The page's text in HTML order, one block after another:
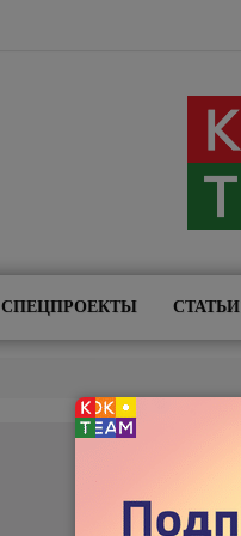
СПЕЦПРОЕКТЫ СТАТЬИ